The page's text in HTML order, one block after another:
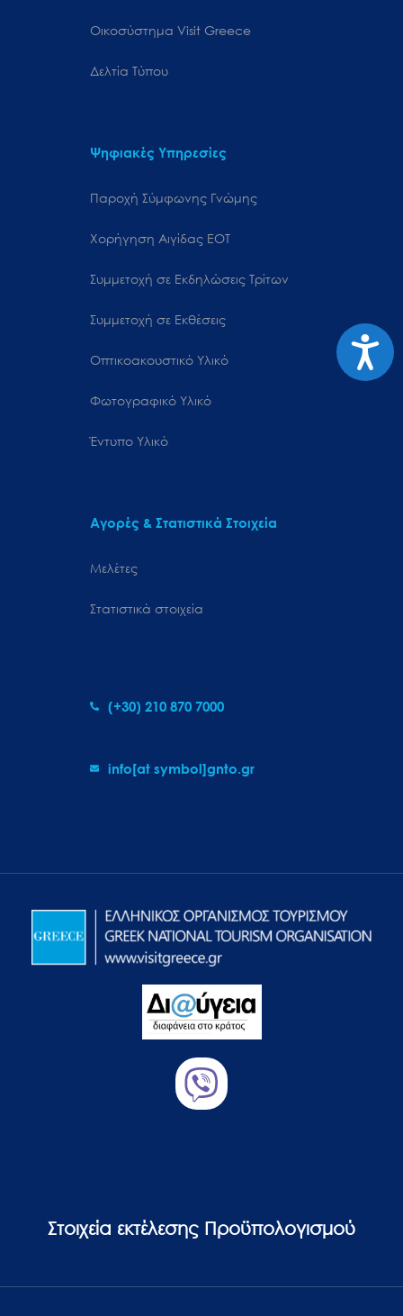
Oικοσύστημα Visit Greece
Δελτία Τύπου
Ψηφιακές Υπηρεσίες
Παροχή Σύμφωνης Γνώμης
Χορήγηση Αιγίδας ΕΟΤ
Συμμετοχή σε Εκδηλώσεις Τρίτων
Συμμετοχή σε Εκθέσεις
Οπτικοακουστικό Υλικό
Φωτογραφικό Υλικό
Έντυπο Υλικό
Αγορές & Στατιστικά Στοιχεία
Μελέτες
Στατιστικά στοιχεία
(+30) 210 870 7000
info[at symbol]gnto.gr
Στοιχεία εκτέλεσης Προϋπολογισμού